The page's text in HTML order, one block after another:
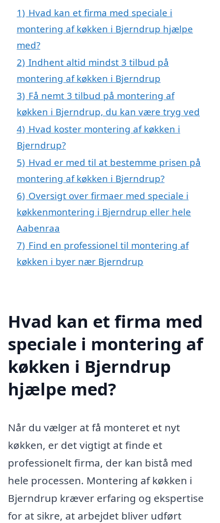
1) Hvad kan et firma med speciale i
montering af køkken i Bjerndrup hjælpe
med?
2) Indhent altid mindst 3 tilbud på
montering af køkken i Bjerndrup
3) Få nemt 3 tilbud på montering af
køkken i Bjerndrup, du kan være tryg ved
4) Hvad koster montering af køkken i
Bjerndrup?
5) Hvad er med til at bestemme prisen på
montering af køkken i Bjerndrup?
6) Oversigt over firmaer med speciale i
køkkenmontering i Bjerndrup eller hele
Aabenraa
7) Find en professionel til montering af
køkken i byer nær Bjerndrup
Hvad kan et firma med
speciale i montering af
køkken i Bjerndrup
hjælpe med?
Når du vælger at få monteret et nyt
køkken, er det vigtigt at finde et
professionelt firma, der kan bistå med
hele processen. Montering af køkken i
Bjerndrup kræver erfaring og ekspertise
for at sikre, at arbejdet bliver udført